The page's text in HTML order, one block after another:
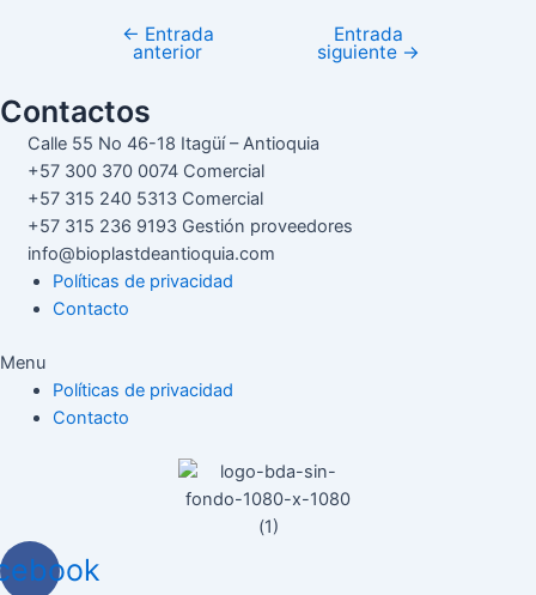
d
n
s
p
p
p
r
← Entrada
anterior
Entrada
siguiente →
Contactos
Calle 55 No 46-18 Itagüí – Antioquia
+57 300 370 0074 Comercial
+57 315 240 5313 Comercial
+57 315 236 9193 Gestión proveedores
info@bioplastdeantioquia.com
Políticas de privacidad
Contacto
Menu
Políticas de privacidad
Contacto